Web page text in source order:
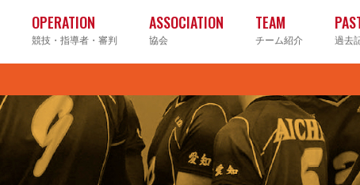
クラブ 大学 高校 中学校
ヤングクラブ ソフト ビーチ ママさん
OPERATION
競技・指導者・審判
ASSOCIATION
協会
TEAM
チーム紹介 過去